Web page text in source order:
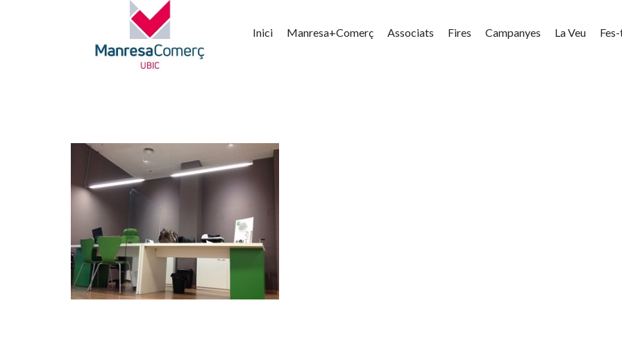
Inici Manresa+Comerç Associats Fires Campanyes La Veu